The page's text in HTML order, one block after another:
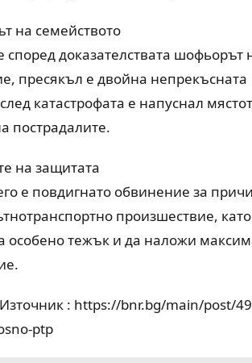
на семейството
според доказателствата
пресякъл е двойна непрекъсната
катастрофата е напуснал
пострадалите.
на защитата
е повдигнато обвинение за
произшествие,
особено тежък и да наложи
: https://bnr.bg/main/post/
ptp